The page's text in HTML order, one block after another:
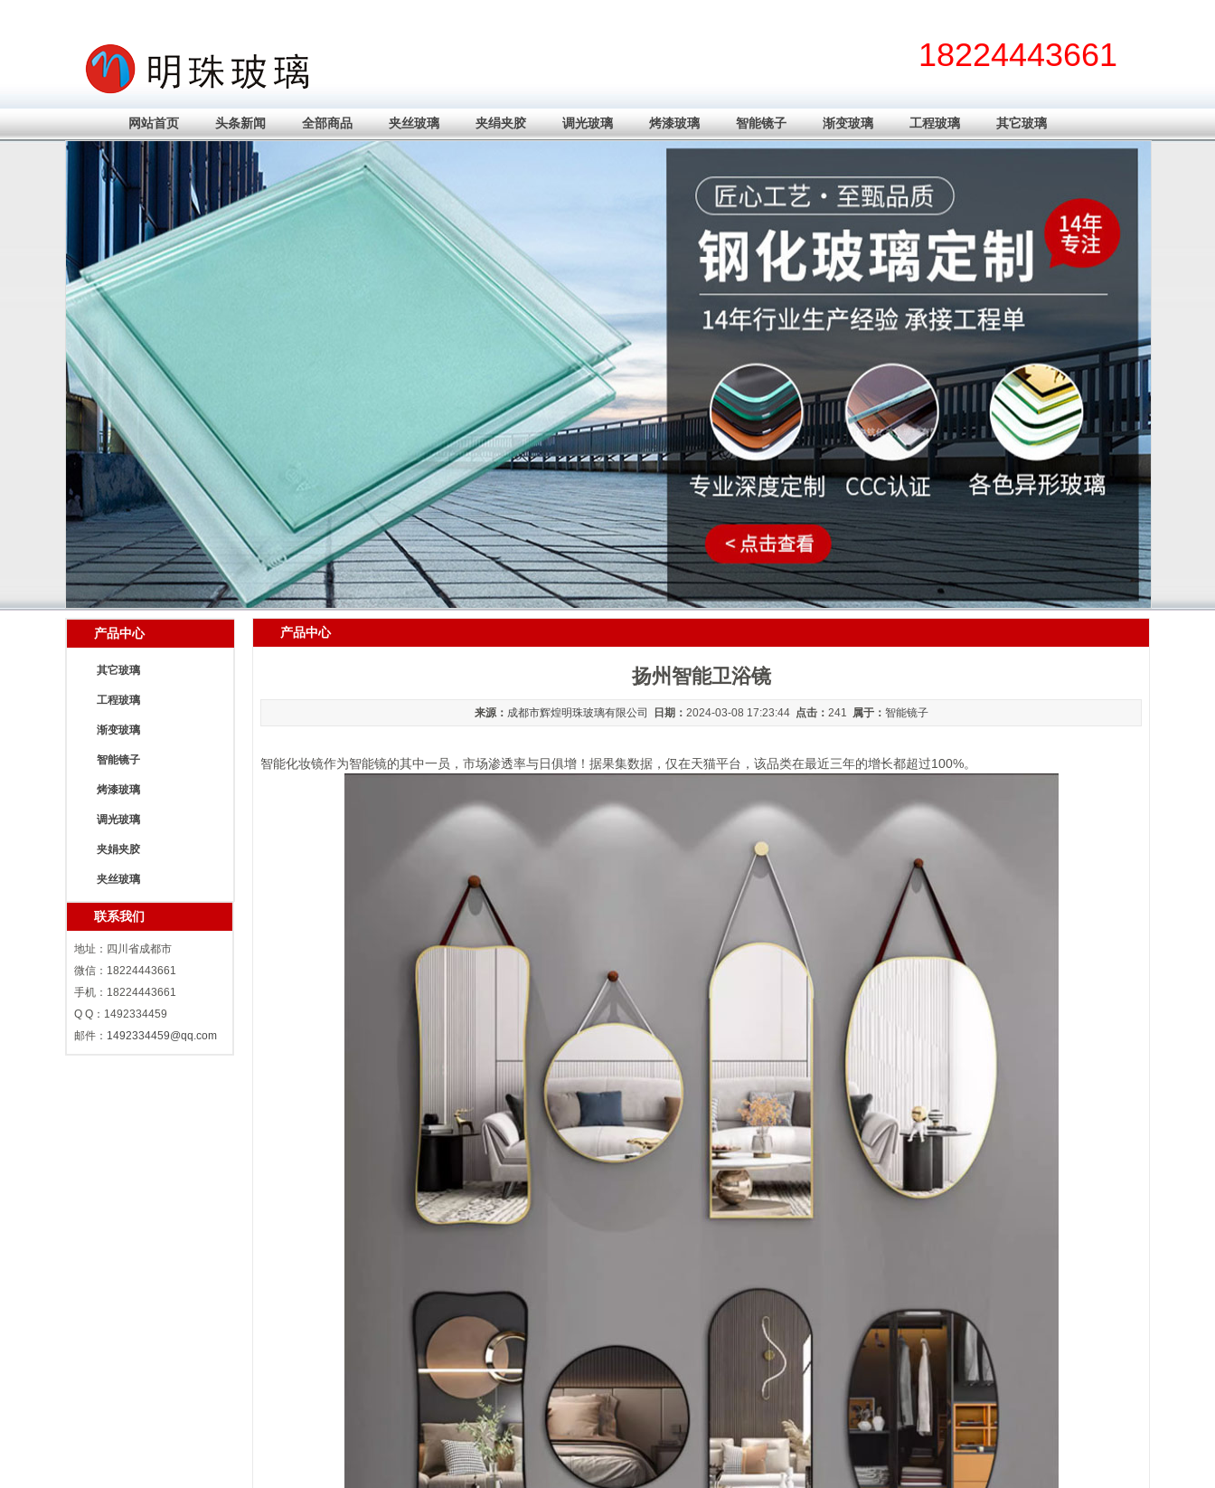
18224443661
网站首页 头条新闻 全部商品 夹丝玻璃 夹绢夹胶 调光玻璃 烤漆玻璃 智能镜子 渐变玻璃 工程玻璃 其它玻璃
产品中心
其它玻璃
工程玻璃
渐变玻璃
智能镜子
烤漆玻璃
调光玻璃
夹娟夹胶
夹丝玻璃
联系我们
地址：四川省成都市
微信：18224443661
手机：18224443661
Q Q：1492334459
邮件： 1492334459@qq.com
产品中心
扬州智能卫浴镜
来源： 成都市辉煌明珠玻璃有限公司 日期： 2024-03-08 17:23:44 点击： 241 属于： 智能镜子
智能化妆镜作为智能镜的其中一员，市场渗透率与日俱增！据果集数据，仅在天猫平台，该品类在最近三年的增长都超过100%。